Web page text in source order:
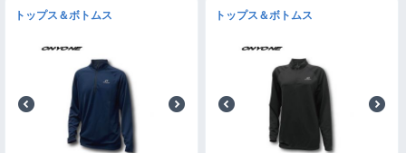
トップス＆ボトムス トップス＆ボトムス